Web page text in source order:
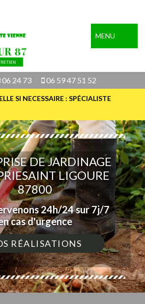
MENU
06 24 73 06 59 47 51 52
SI NECESSAIRE : SPÉCIALISTE
DE JARDINAGE
LIGOURE
87800
24h/24 sur 7j/7
cas d'urgence
RÉALISATIONS